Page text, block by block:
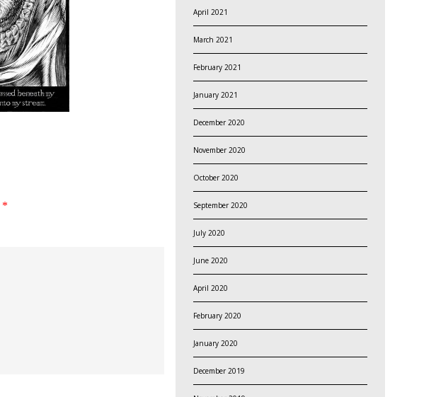
*
April 2021
March 2021
February 2021
January 2021
December 2020
November 2020
October 2020
September 2020
July 2020
June 2020
April 2020
February 2020
January 2020
December 2019